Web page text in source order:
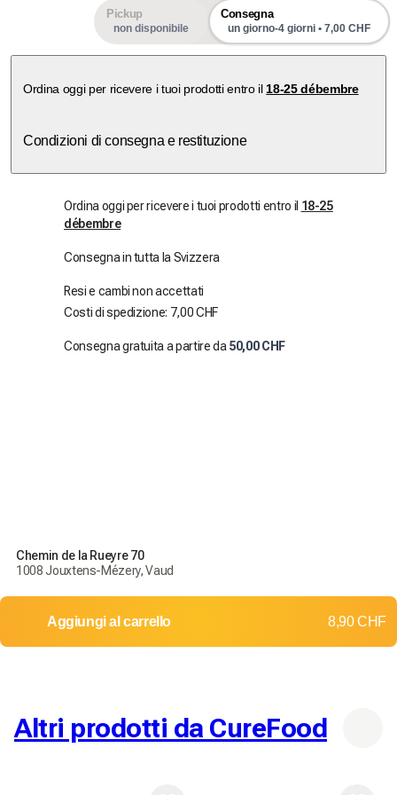
Pickup
non disponibile
Consegna
un giorno-4 giorni • 7,00 CHF
Ordina oggi per ricevere i tuoi prodotti entro il 18-25 débembre
Condizioni di consegna e restituzione
Ordina oggi per ricevere i tuoi prodotti entro il 18-25
débembre
Consegna in tutta la Svizzera
Resi e cambi non accettati
Costi di spedizione: 7,00 CHF
Consegna gratuita a partire da50,00 CHF
Chemin de la Rueyre 70
1008 Jouxtens-Mézery, Vaud
Aggiungi al carrello 8,90 CHF
Altri prodotti da CureFood